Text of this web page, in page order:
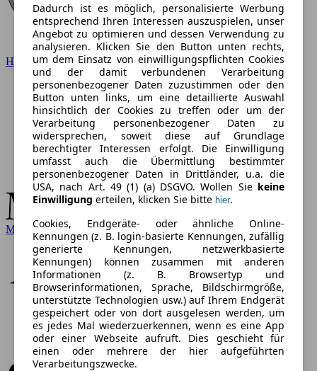
Hyundai
Mercedes-Benz
Dadurch ist es möglich, personalisierte Werbung
entsprechend Ihren Interessen auszuspielen, unser
Angebot zu optimieren und dessen Verwendung zu
analysieren. Klicken Sie den Button unten rechts,
um dem Einsatz von einwilligungspflichten Cookies
und der damit verbundenen Verarbeitung
personenbezogener Daten zuzustimmen oder den
Button unten links, um eine detaillierte Auswahl
hinsichtlich der Cookies zu treffen oder um der
Verarbeitung personenbezogener Daten zu
widersprechen, soweit diese auf Grundlage
berechtigter Interessen erfolgt. Die Einwilligung
umfasst auch die Übermittlung bestimmter
personenbezogener Daten in Drittländer, u.a. die
USA, nach Art. 49 (1) (a) DSGVO. Wollen Sie keine
Einwilligung erteilen, klicken Sie bitte hier.
Cookies, Endgeräte- oder ähnliche Online-
Kennungen (z. B. login-basierte Kennungen, zufällig
generierte Kennungen, netzwerkbasierte
Kennungen) können zusammen mit anderen
Informationen (z. B. Browsertyp und
Browserinformationen, Sprache, Bildschirmgröße,
unterstützte Technologien usw.) auf Ihrem Endgerät
gespeichert oder von dort ausgelesen werden, um
es jedes Mal wiederzuerkennen, wenn es eine App
oder einer Webseite aufruft. Dies geschieht für
einen oder mehrere der hier aufgeführten
Verarbeitungszwecke.